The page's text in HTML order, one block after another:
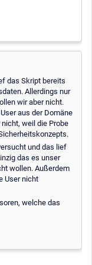
das Skript bereits
Allerdings nur
wir aber nicht.
aus der Domäne
weil die Probe
und das lief
das es unser
wollen. Außerdem
User nicht
welche das